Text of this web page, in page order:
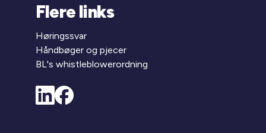
Flere links
Høringssvar
Håndbøger og pjecer
BL's whistleblowerordning